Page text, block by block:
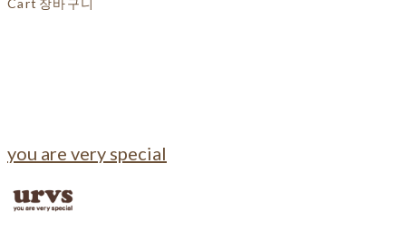
you are very special